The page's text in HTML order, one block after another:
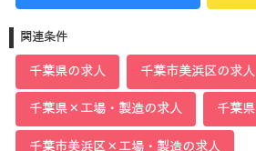
関連条件
千葉県の求人 千葉市美浜区の求人
千葉県×工場・製造の求人 千葉
千葉市美浜区×工場・製造の求人